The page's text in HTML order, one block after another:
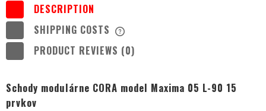
DESCRIPTION
SHIPPING COSTS
POSSIBLE PAYMENT COSTS
PRODUCT REVIEWS (0)
Schody modulárne CORA model Maxima 05 L-90 15
prvkov